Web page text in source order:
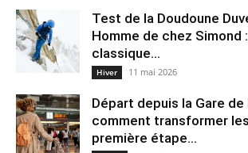
Test de la Doudoune
Homme de chez Simond
classique...
Hiver 11 mai 2026
Départ depuis la Gare de
comment transformer
pre⁠mière étape...